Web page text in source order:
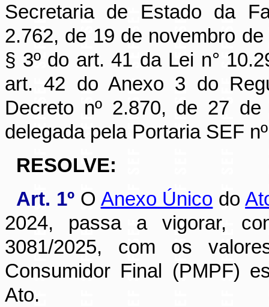
Secretaria de Estado da
2.762, de 19 de novembro
§ 3º do art. 41 da Lei n°
art. 42 do Anexo 3 do
Decreto nº 2.870, de 27
delegada pela Portaria SEF
RESOLVE:
Art. 1ºO Anexo Único do
2024, passa a vigorar,
3081/2025, com os
Consumidor Final (PMPF)
Ato.